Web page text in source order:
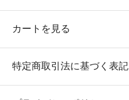
カートを見る
特定商取引法に基づく表記